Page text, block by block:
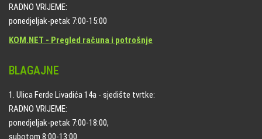
RADNO VRIJEME:
ponedjeljak-petak 7:00-15:00
KOM.NET - Pregled računa i potrošnje
BLAGAJNE
1. Ulica Ferde Livadića 14a - sjedište tvrtke:
RADNO VRIJEME:
ponedjeljak-petak 7:00-18:00,
subotom 8:00-13:00